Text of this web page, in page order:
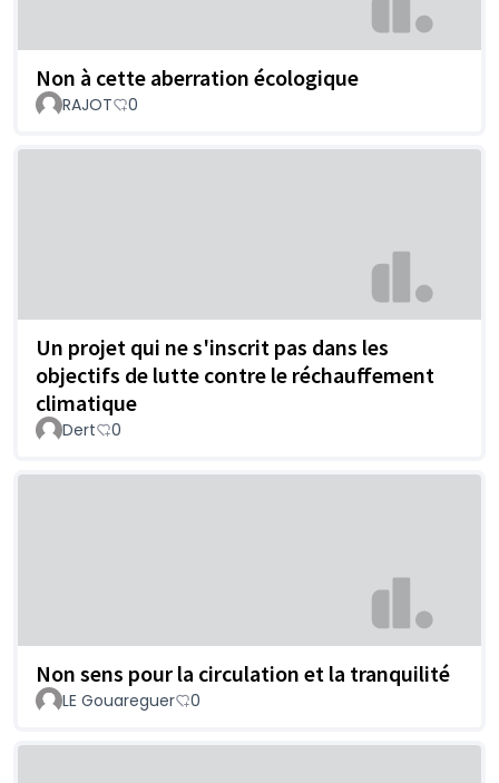
Non à cette aberration écologique
RAJOT 0
Un projet qui ne s'inscrit pas dans les
objectifs de lutte contre le réchauffement
climatique
Dert 0
Non sens pour la circulation et la tranquilité
LE Gouareguer 0